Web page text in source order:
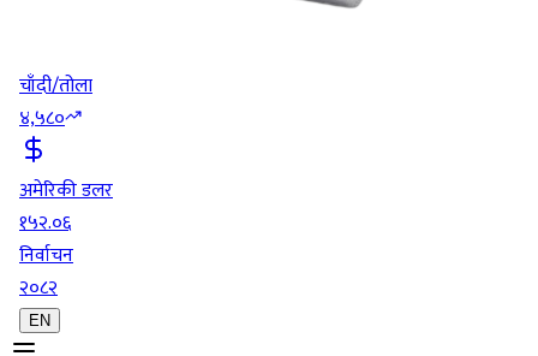
चाँदी/तोला
४,५८०
अमेरिकी डलर
१५२.०६
निर्वाचन
२०८२
EN